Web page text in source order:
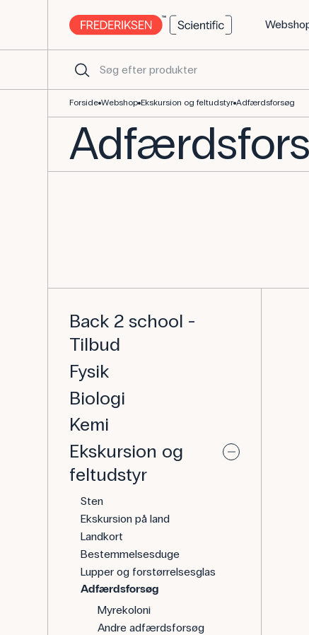
Forside Webshop Ekskursion og feltudstyr Adfærdsforsøg
Back 2 school -
Tilbud
Fysik
Biologi
Kemi
Ekskursion og
feltudstyr
Sten
Ekskursion på land
Landkort
Bestemmelsesduge
Lupper og forstørrelsesglas
Adfærdsforsøg
Myrekoloni
Andre adfærdsforsøg